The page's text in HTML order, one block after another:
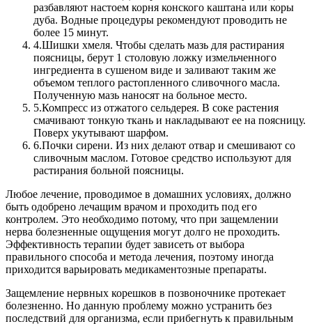
разбавляют настоем корня конского каштана или коры
дуба. Водные процедуры рекомендуют проводить не
более 15 минут.
4.Шишки хмеля. Чтобы сделать мазь для растирания
поясницы, берут 1 столовую ложку измельченного
ингредиента в сушеном виде и заливают таким же
объемом теплого растопленного сливочного масла.
Полученную мазь наносят на больное место.
5.Компресс из отжатого сельдерея. В соке растения
смачивают тонкую ткань и накладывают ее на поясницу.
Поверх укутывают шарфом.
6.Почки сирени. Из них делают отвар и смешивают со
сливочным маслом. Готовое средство используют для
растирания больной поясницы.
Любое лечение, проводимое в домашних условиях, должно
быть одобрено лечащим врачом и проходить под его
контролем. Это необходимо потому, что при защемлении
нерва болезненные ощущения могут долго не проходить.
Эффективность терапии будет зависеть от выбора
правильного способа и метода лечения, поэтому иногда
приходится варьировать медикаментозные препараты.
Защемление нервных корешков в позвоночнике протекает
болезненно. Но данную проблему можно устранить без
последствий для организма, если прибегнуть к правильным